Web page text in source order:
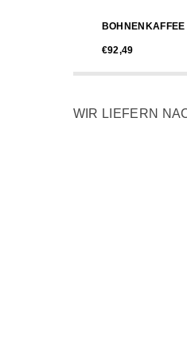
€92,49
WIR LIEFERN